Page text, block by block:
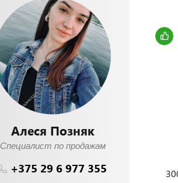
Алеся Позняк
Специалист по продажам
+375 29 6 977 355